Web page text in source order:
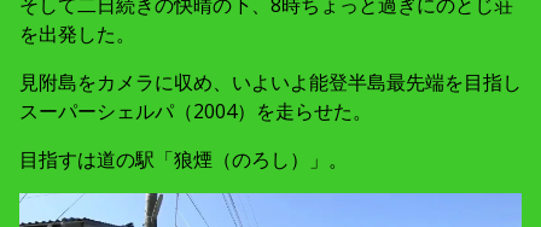
を出発した。
見附島をカメラに収め、いよいよ能登半島最先端を目指し
スーパーシェルパ（2004）を走らせた。
目指すは道の駅「狼煙（のろし）」。